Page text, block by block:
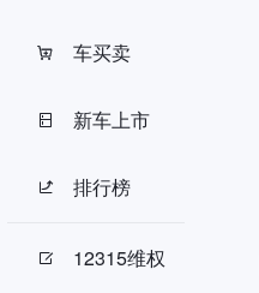
车买卖
新车上市
排行榜
12315维权